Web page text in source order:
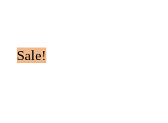
Sale!